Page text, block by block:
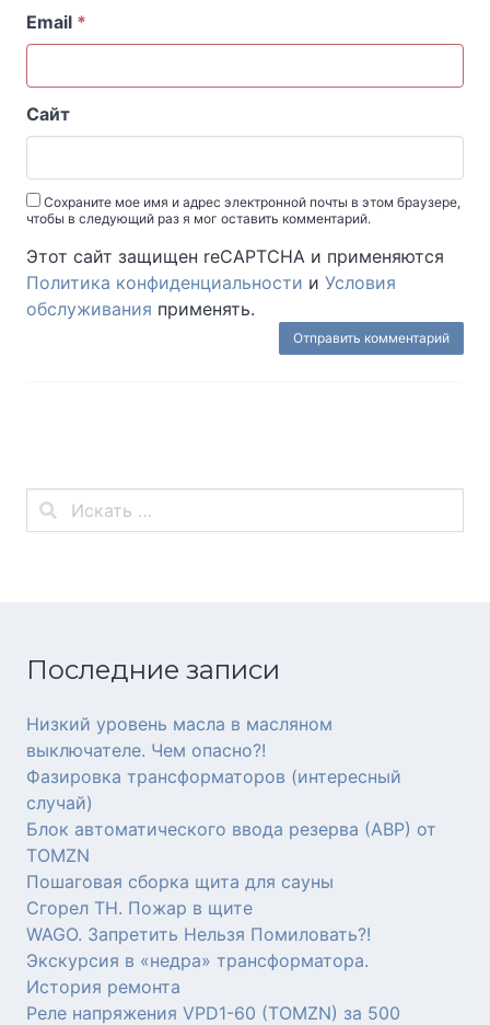
Email *
Сайт
Сохраните мое имя и адрес электронной почты в этом браузере,
чтобы в следующий раз я мог оставить комментарий.
Этот сайт защищен reCAPTCHA и применяются
Политика конфиденциальности и Условия
обслуживания применять.
Последние записи
Низкий уровень масла в масляном
выключателе. Чем опасно?!
Фазировка трансформаторов (интересный
случай)
Блок автоматического ввода резерва (АВР) от
TOMZN
Пошаговая сборка щита для сауны
Сгорел ТН. Пожар в щите
WAGO. Запретить Нельзя Помиловать?!
Экскурсия в «недра» трансформатора.
История ремонта
Реле напряжения VPD1-60 (TOMZN) за 500